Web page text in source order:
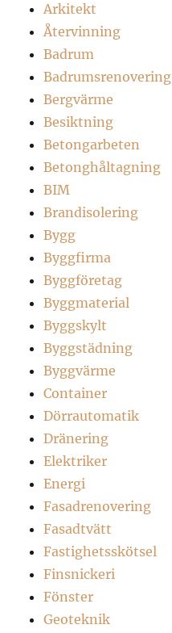
Arkitekt
Återvinning
Badrum
Badrumsrenovering
Bergvärme
Besiktning
Betongarbeten
Betonghåltagning
BIM
Brandisolering
Bygg
Byggfirma
Byggföretag
Byggmaterial
Byggskylt
Byggstädning
Byggvärme
Container
Dörrautomatik
Dränering
Elektriker
Energi
Fasadrenovering
Fasadtvätt
Fastighetsskötsel
Finsnickeri
Fönster
Geoteknik